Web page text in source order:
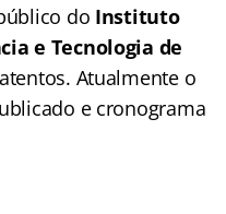
do Instituto
e Tecnologia de
Atualmente o
e cronograma